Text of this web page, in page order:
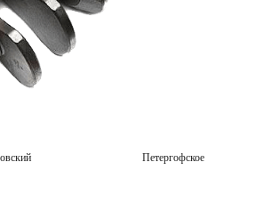
Петергофское